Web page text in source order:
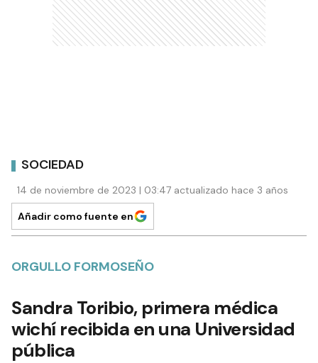
SOCIEDAD
14 de noviembre de 2023 | 03:47 actualizado hace 3 años
Añadir como fuente en
ORGULLO FORMOSEÑO
Sandra Toribio, primera médica
wichí recibida en una Universidad
pública